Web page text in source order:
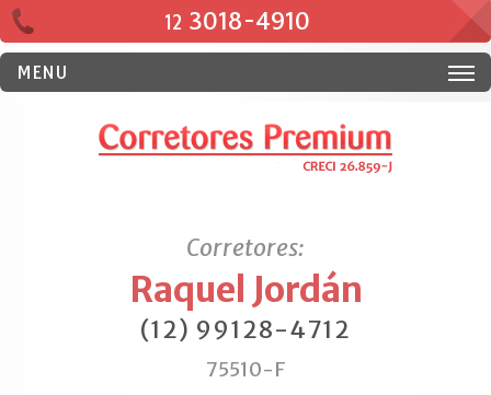
12 3018-4910
MENU
Corretores:
Raquel Jordán
(12) 99128-4712
75510-F